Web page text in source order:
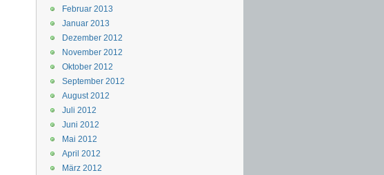
Februar 2013
Januar 2013
Dezember 2012
November 2012
Oktober 2012
September 2012
August 2012
Juli 2012
Juni 2012
Mai 2012
April 2012
März 2012